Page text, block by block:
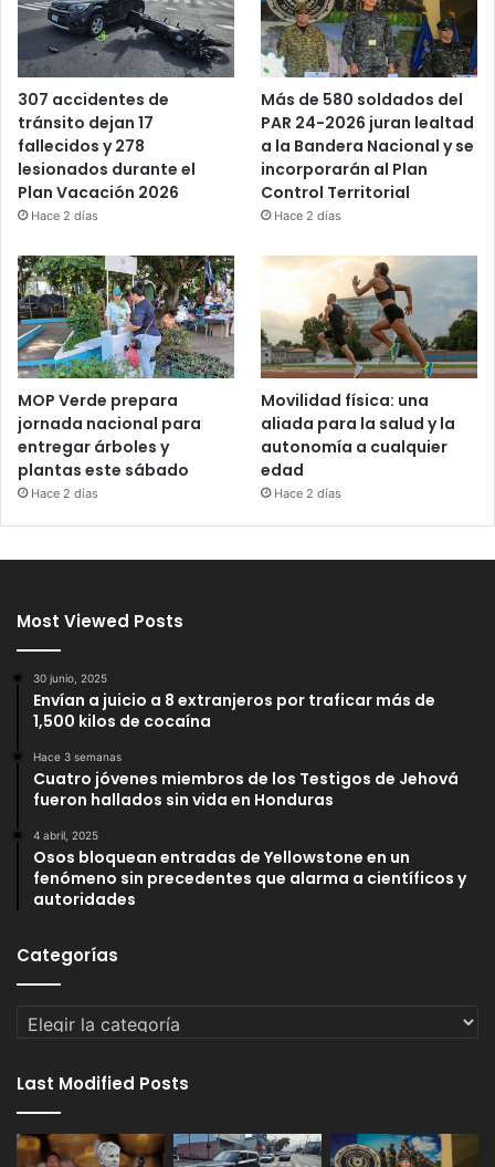
307 accidentes de
tránsito dejan 17
fallecidos y 278
lesionados durante el
Plan Vacación 2026
Hace 2 días
Más de 580 soldados del
PAR 24-2026 juran lealtad
a la Bandera Nacional y se
incorporarán al Plan
Control Territorial
Hace 2 días
MOP Verde prepara
jornada nacional para
entregar árboles y
plantas este sábado
Hace 2 días
Movilidad física: una
aliada para la salud y la
autonomía a cualquier
edad
Hace 2 días
Most Viewed Posts
30 junio, 2025
Envían a juicio a 8 extranjeros por traficar más de
1,500 kilos de cocaína
Hace 3 semanas
Cuatro jóvenes miembros de los Testigos de Jehová
fueron hallados sin vida en Honduras
4 abril, 2025
Osos bloquean entradas de Yellowstone en un
fenómeno sin precedentes que alarma a científicos y
autoridades
Categorías
Categorías
Last Modified Posts